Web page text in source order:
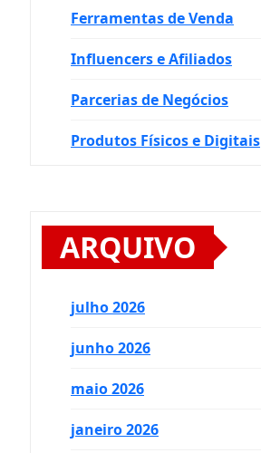
Ferramentas de Venda
Influencers e Afiliados
Parcerias de Negócios
Produtos Físicos e Digitais
ARQUIVO
julho 2026
junho 2026
maio 2026
janeiro 2026